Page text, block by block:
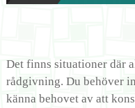
Det finns situationer där
rådgivning. Du behöver
känna behovet av att